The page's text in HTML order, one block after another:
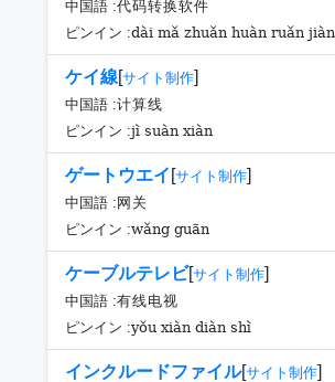
中国語 :代码转换软件
ピンイン :dài mǎ zhuǎn huàn ruǎn jiàn
ケイ線[サイト制作]
中国語 :计算线
ピンイン :jì suàn xiàn
ゲートウエイ [サイト制作]
中国語 : 网关
ピンイン :wǎng guān
ケーブルテレビ[サイト制作]
中国語 :有线电视
ピンイン :yǒu xiàn diàn shì
インクルードファイル[サイト制作]